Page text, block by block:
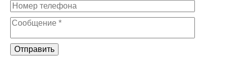
Отправить